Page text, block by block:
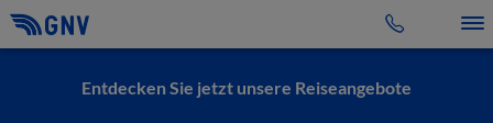
Entdecken Sie jetzt unsere Reiseangebote